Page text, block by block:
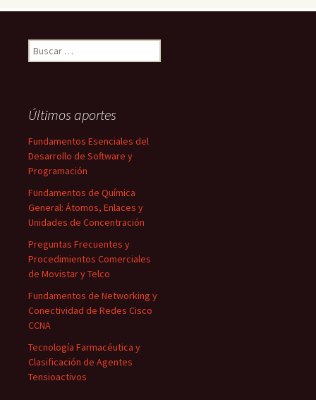
Buscar:
Últimos aportes
Fundamentos Esenciales del
Desarrollo de Software y
Programación
Fundamentos de Química
General: Átomos, Enlaces y
Unidades de Concentración
Preguntas Frecuentes y
Procedimientos Comerciales
de Movistar y Telco
Fundamentos de Networking y
Conectividad de Redes Cisco
CCNA
Tecnología Farmacéutica y
Clasificación de Agentes
Tensioactivos